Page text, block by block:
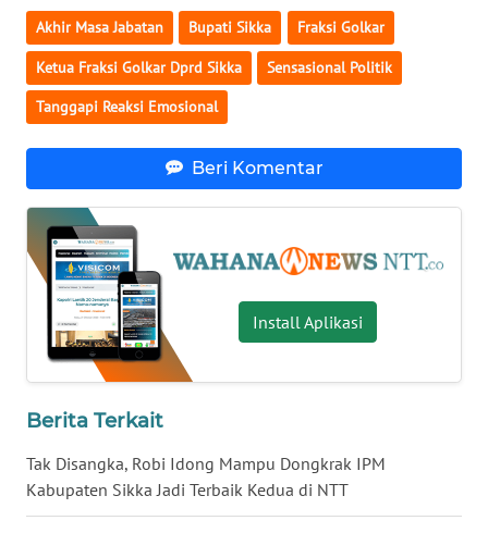
Akhir Masa Jabatan Bupati Sikka Fraksi Golkar
Ketua Fraksi Golkar Dprd Sikka Sensasional Politik
Tanggapi Reaksi Emosional
Beri Komentar
Install Aplikasi
Berita Terkait
Tak Disangka, Robi Idong Mampu Dongkrak IPM
Kabupaten Sikka Jadi Terbaik Kedua di NTT
WN
JATENG
WN
JOGJA
WN
JATIM
WN
WN
KALBAR